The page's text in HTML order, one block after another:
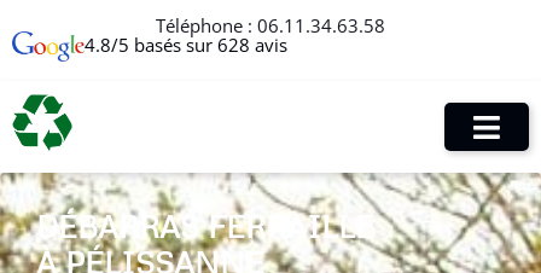
Téléphone : 06.11.34.63.58
4.8/5 basés sur 628 avis
DÉBARRAS FERRAILLE
À PÉLISSANNE